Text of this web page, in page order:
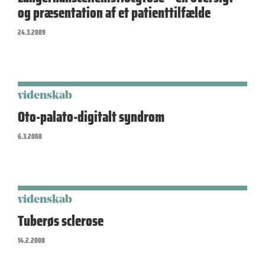
og præsentation af et patienttilfælde
24.3.2009
videnskab
Oto-palato-digitalt syndrom
6.3.2008
videnskab
Tuberøs sclerose
14.2.2008